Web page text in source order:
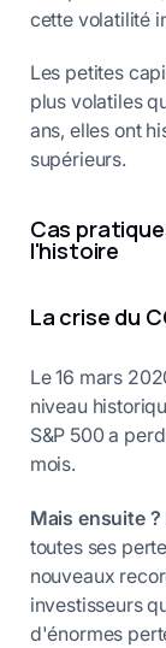
cette volatilité
Les petites
plus volatiles
ans, elles ont
supérieurs.
Cas
l'histoire
La crise du
Le 16 mars
niveau
S&P 500 a
mois.
Mais ensuite ?
toutes ses
nouveaux
investisseurs
d'énormes